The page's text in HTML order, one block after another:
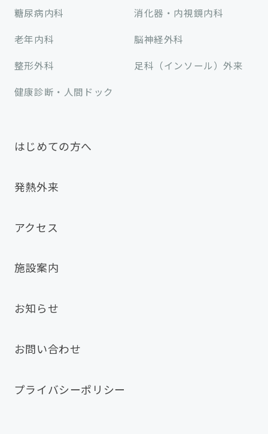
糖尿病内科 消化器・内視鏡内科
老年内科 脳神経外科
整形外科 足科（インソール）外来
健康診断・人間ドック
はじめての方へ
発熱外来
アクセス
施設案内
お知らせ
お問い合わせ
プライバシーポリシー